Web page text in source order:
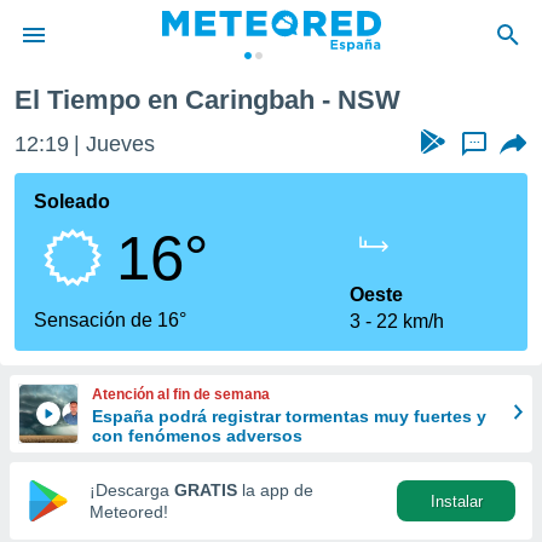
de
por
que se
calidad.
a este
las
y
forma
digital
basada
El Tiempo en Caringbah - NSW
12:19 Jueves ...
Soleado
16°
Sensación de 16°
Oeste
3
22 km/h
Atención al fin de semana
España podrá registrar tormentas muy fuertes y
con fenómenos adversos
¡Descarga GRATIS la app de
Meteored!
Instalar